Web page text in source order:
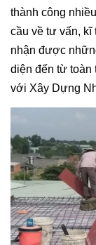
thành công nhiều
cầu về tư vấn, kĩ
nhận được
diện đến từ toàn
với Xây Dựng